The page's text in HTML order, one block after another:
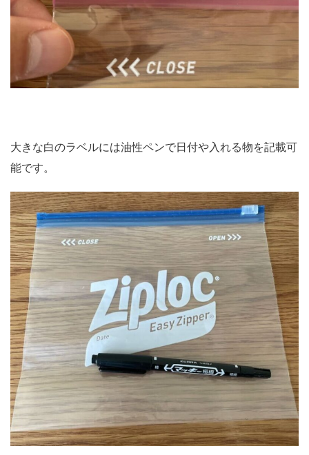
大きな白のラベルには油性ペンで日付や入れる物を記載可
能です。